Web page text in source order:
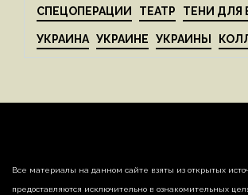
СПЕЦОПЕРАЦИИ ТЕАТР ТЕНИ ДЛЯ
УКРАИНА УКРАИНЕ УКРАИНЫ
Все материалы на данном сайте взяты из открытых
предоставляются исключительно в ознакомительных